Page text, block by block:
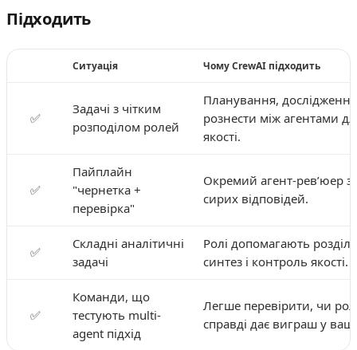
Підходить
Ситуація Чому CrewAI підходить
✅
Задачі з чітким
розподілом ролей
Планування,
рознести між агентами
якості.
✅
Пайплайн
"чернетка +
перевірка"
Окремий агент-ревʼюер
сирих відповідей.
✅
Складні аналітичні
задачі
Ролі допомагають
синтез і контроль якості.
✅
Команди, що
тестують multi-
agent підхід
Легше перевірити, чи
справді дає виграш у